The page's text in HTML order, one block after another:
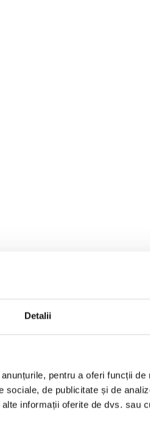
Detalii
pentru a oferi funcții
sociale, de publicitate și de
informații oferite de dvs. sau
/ lustruire
1500, 3500